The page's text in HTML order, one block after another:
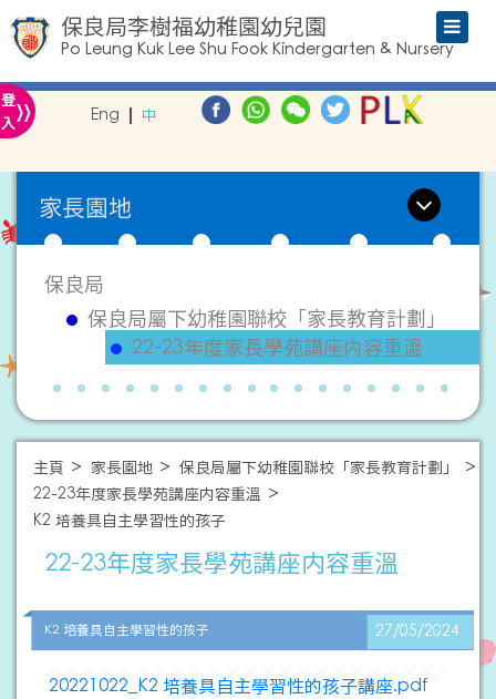
保良局李樹福幼稚園幼兒園
Po Leung Kuk Lee Shu Fook Kindergarten & Nursery
登
入» Eng 中
家長園地
保良局
保良局屬下幼稚園聯校「家長教育計劃」
22-23年度家長學苑講座内容重溫
主頁 家長園地
保良局屬下幼稚園聯校「家長教育計劃」
22-23年度家長學苑講座内容重溫
K2 培養具自主學習性的孩子
22-23年度家長學苑講座内容重溫
K2 培養具自主學習性的孩子 27/05/2024
20221022_K2 培養具自主學習性的孩子講座.pdf